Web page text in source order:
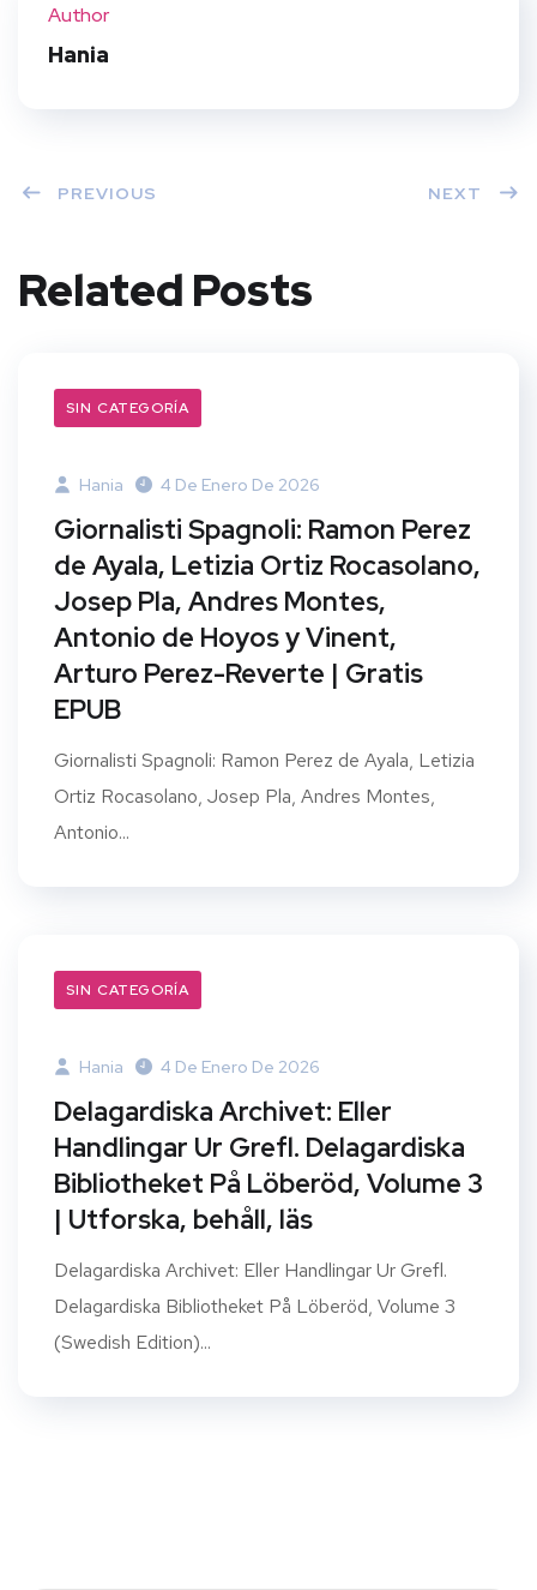
Author
Hania
PREVIOUS NEXT
Related Posts
SIN CATEGORÍA
Hania 4 De Enero De 2026
Giornalisti Spagnoli: Ramon Perez
de Ayala, Letizia Ortiz Rocasolano,
Josep Pla, Andres Montes,
Antonio de Hoyos y Vinent,
Arturo Perez-Reverte | Gratis
EPUB
Giornalisti Spagnoli: Ramon Perez de Ayala, Letizia
Ortiz Rocasolano, Josep Pla, Andres Montes,
Antonio...
SIN CATEGORÍA
Hania 4 De Enero De 2026
Delagardiska Archivet: Eller
Handlingar Ur Grefl. Delagardiska
Bibliotheket På Löberöd, Volume 3
| Utforska, behåll, läs
Delagardiska Archivet: Eller Handlingar Ur Grefl.
Delagardiska Bibliotheket På Löberöd, Volume 3
(Swedish Edition)...